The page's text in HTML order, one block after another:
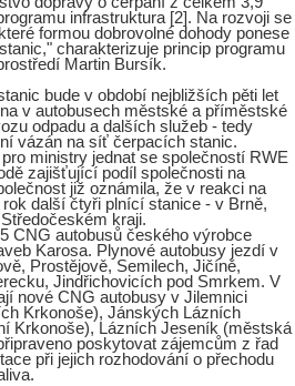
infrastruktura [2]. Na rozvoji se
formou dobrovolné dohody ponese
charakterizuje princip programu
Martin Bursík.
bude v období nejbližších pěti let
v autobusech městské a příměstské
odpadu a dalších služeb - tedy
vázán na síť čerpacích stanic.
ministry jednat se společností RWE
zajišťující podíl společnosti na
již oznámila, že v reakci na
další čtyři plnící stanice - v Brně,
kraji.
CNG autobusů českého výrobce
Karosa. Plynové autobusy jezdí v
Prostějově, Semilech, Jičíně,
Jindřichovicích pod Smrkem. V
nové CNG autobusy v Jilemnici
Krkonoše), Jánských Lázních
Krkonoše), Lázních Jeseník (městská
poskytovat zájemcům z řad
při jejich rozhodování o přechodu